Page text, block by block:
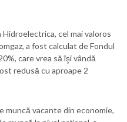
cel mai valoros
a fost calculat de Fondul
care vrea să îşi vândă
redusă cu aproape 2
muncă vacante din economie,